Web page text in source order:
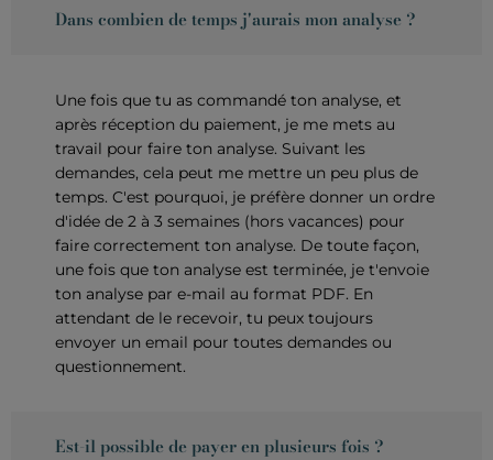
Dans combien de temps j'aurais mon analyse ?
Une fois que tu as commandé ton analyse, et
après réception du paiement, je me mets au
travail pour faire ton analyse. Suivant les
demandes, cela peut me mettre un peu plus de
temps. C'est pourquoi, je préfère donner un ordre
d'idée de 2 à 3 semaines (hors vacances) pour
faire correctement ton analyse. De toute façon,
une fois que ton analyse est terminée, je t'envoie
ton analyse par e-mail au format PDF. En
attendant de le recevoir, tu peux toujours
envoyer un email pour toutes demandes ou
questionnement.
Est-il possible de payer en plusieurs fois ?